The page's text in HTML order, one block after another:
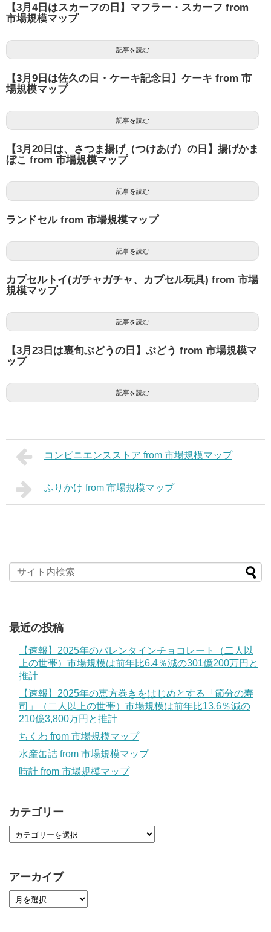
【3月4日はスカーフの日】マフラー・スカーフ from
市場規模マップ
記事を読む
【3月9日は佐久の日・ケーキ記念日】ケーキ from 市
場規模マップ
記事を読む
【3月20日は、さつま揚げ（つけあげ）の日】揚げかま
ぼこ from 市場規模マップ
記事を読む
ランドセル from 市場規模マップ
記事を読む
カプセルトイ(ガチャガチャ、カプセル玩具) from 市場
規模マップ
記事を読む
【3月23日は裏旬ぶどうの日】ぶどう from 市場規模マ
ップ
記事を読む
コンビニエンスストア from 市場規模マップ
ふりかけ from 市場規模マップ
最近の投稿
【速報】2025年のバレンタインチョコレート（二人以
上の世帯）市場規模は前年比6.4％減の301億200万円と
推計
【速報】2025年の恵方巻きをはじめとする「節分の寿
司」（二人以上の世帯）市場規模は前年比13.6％減の
210億3,800万円と推計
ちくわ from 市場規模マップ
水産缶詰 from 市場規模マップ
時計 from 市場規模マップ
カテゴリー
アーカイブ